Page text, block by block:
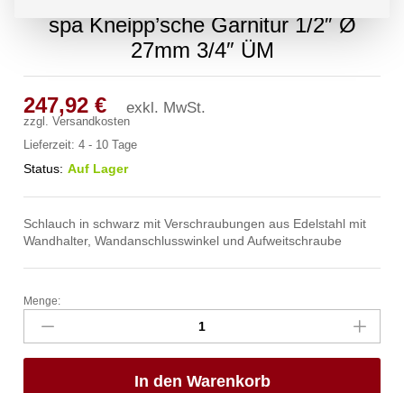
spa Kneipp’sche Garnitur 1/2″ Ø
27mm 3/4″ ÜM
247,92€ exkl. MwSt.
zzgl.Versandkosten
Lieferzeit:4 - 10 Tage
Status: Auf Lager
Schlauch in schwarz mit Verschraubungen aus Edelstahl mit
Wandhalter, Wandanschlusswinkel und Aufweitschraube
spa
Kneipp'sche
Garnitur
1/2"
Menge:
In den Warenkorb